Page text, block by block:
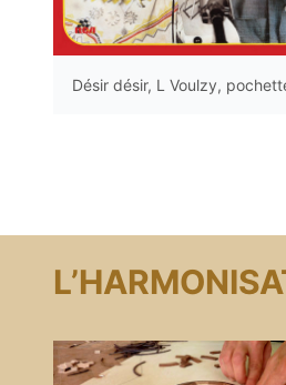
Désir désir, L Voulzy,